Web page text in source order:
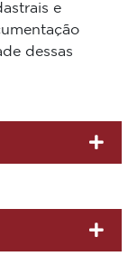
e
dessas